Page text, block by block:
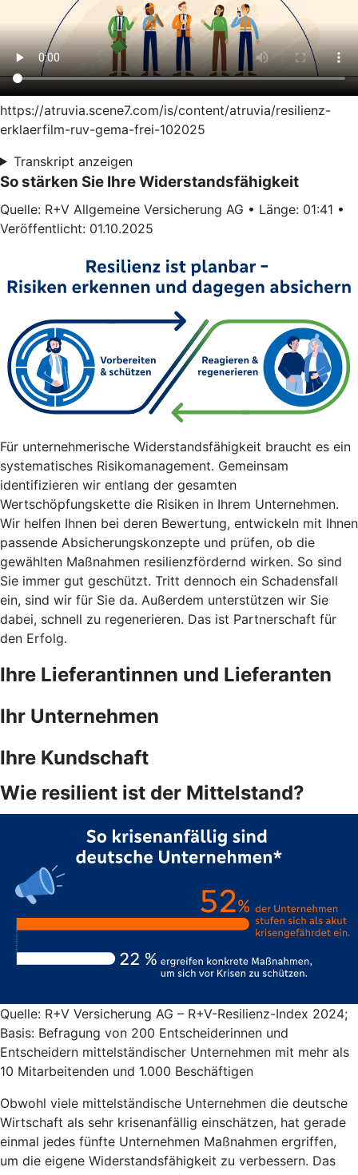
https://atruvia.scene7.com/is/content/atruvia/resilienz-
erklaerfilm-ruv-gema-frei-102025
Transkript anzeigen
So stärken Sie Ihre Widerstandsfähigkeit
Quelle: R+V Allgemeine Versicherung AG • Länge: 01:41 •
Veröffentlicht: 01.10.2025
Für unternehmerische Widerstandsfähigkeit braucht es ein
systematisches Risikomanagement. Gemeinsam
identifizieren wir entlang der gesamten
Wertschöpfungskette die Risiken in Ihrem Unternehmen.
Wir helfen Ihnen bei deren Bewertung, entwickeln mit Ihnen
passende Absicherungskonzepte und prüfen, ob die
gewählten Maßnahmen resilienzfördernd wirken. So sind
Sie immer gut geschützt. Tritt dennoch ein Schadensfall
ein, sind wir für Sie da. Außerdem unterstützen wir Sie
dabei, schnell zu regenerieren. Das ist Partnerschaft für
den Erfolg.
Ihre Lieferantinnen und Lieferanten
Ihr Unternehmen
Ihre Kundschaft
Wie resilient ist der Mittelstand?
Quelle: R+V Versicherung AG – R+V-Resilienz-Index 2024;
Basis: Befragung von 200 Entscheiderinnen und
Entscheidern mittelständischer Unternehmen mit mehr als
10 Mitarbeitenden und 1.000 Beschäftigen
Obwohl viele mittelständische Unternehmen die deutsche
Wirtschaft als sehr krisenanfällig einschätzen, hat gerade
einmal jedes fünfte Unternehmen Maßnahmen ergriffen,
um die eigene Widerstandsfähigkeit zu verbessern. Das